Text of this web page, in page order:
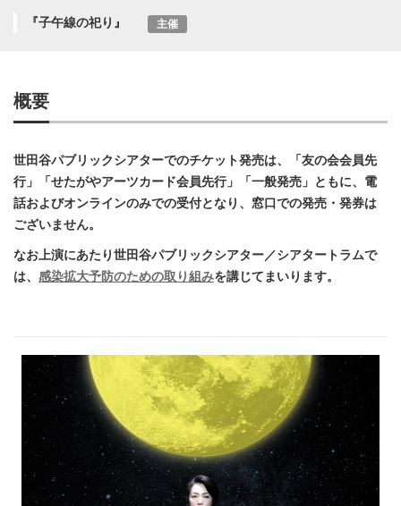
『子午線の祀り』 主催
概要
世田谷パブリックシアターでのチケット発売は、「友の会会員先
行」「せたがやアーツカード会員先行」「一般発売」ともに、電
話およびオンラインのみでの受付となり、窓口での発売・発券は
ございません。
なお上演にあたり世田谷パブリックシアター／シアタートラムで
は、 感染拡大予防のための取り組みを講じてまいります。